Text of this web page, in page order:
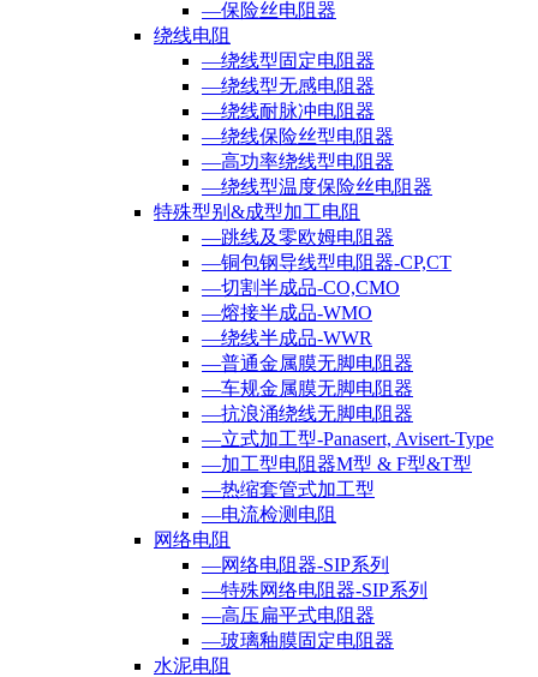
—保险丝电阻器
绕线电阻
—绕线型固定电阻器
—绕线型无感电阻器
—绕线耐脉冲电阻器
—绕线保险丝型电阻器
—高功率绕线型电阻器
—绕线型温度保险丝电阻器
特殊型别&成型加工电阻
—跳线及零欧姆电阻器
—铜包钢导线型电阻器-CP,CT
—切割半成品-CO,CMO
—熔接半成品-WMO
—绕线半成品-WWR
—普通金属膜无脚电阻器
—车规金属膜无脚电阻器
—抗浪涌绕线无脚电阻器
—立式加工型-Panasert, Avisert-Type
—加工型电阻器M型 & F型&T型
—热缩套管式加工型
—电流检测电阻
网络电阻
—网络电阻器-SIP系列
—特殊网络电阻器-SIP系列
—高压扁平式电阻器
—玻璃釉膜固定电阻器
水泥电阻